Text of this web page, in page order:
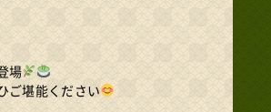
場
ご堪能ください